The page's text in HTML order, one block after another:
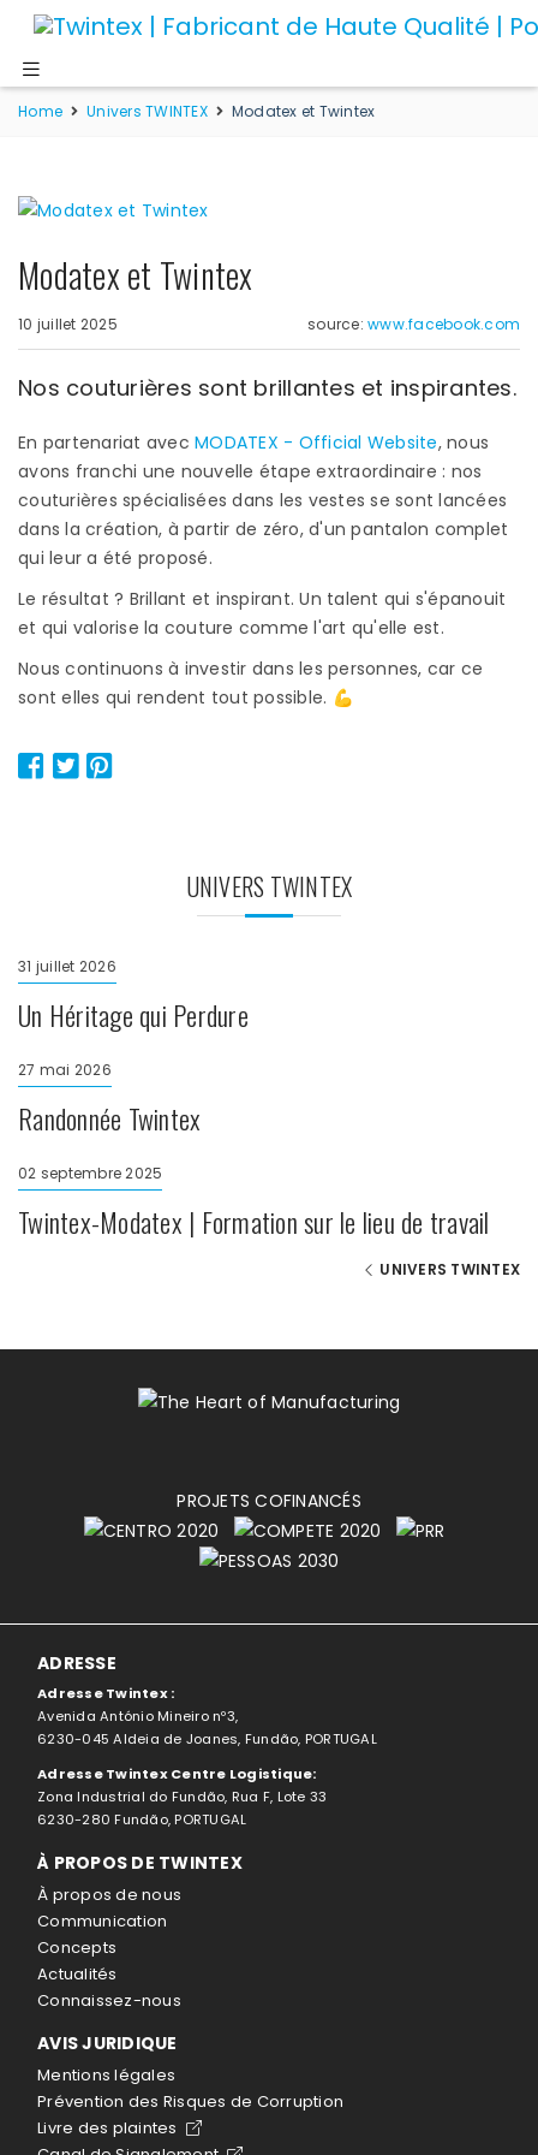
Home Univers TWINTEX Modatex et Twintex
Modatex et Twintex
10 juillet 2025 source: www.facebook.com
Nos couturières sont brillantes et inspirantes.
En partenariat avec MODATEX - Official Website, nous
avons franchi une nouvelle étape extraordinaire : nos
couturières spécialisées dans les vestes se sont lancées
dans la création, à partir de zéro, d'un pantalon complet
qui leur a été proposé.
Le résultat ? Brillant et inspirant. Un talent qui s'épanouit
et qui valorise la couture comme l'art qu'elle est.
Nous continuons à investir dans les personnes, car ce
sont elles qui rendent tout possible. 💪
UNIVERS TWINTEX
31 juillet 2026
Un Héritage qui Perdure
27 mai 2026
Randonnée Twintex
02 septembre 2025
Twintex-Modatex | Formation sur le lieu de travail
UNIVERS TWINTEX
PROJETS COFINANCÉS
ADRESSE
Adresse Twintex :
Avenida António Mineiro nº3,
6230-045 Aldeia de Joanes, Fundão, PORTUGAL
Adresse Twintex Centre Logistique:
Zona Industrial do Fundão, Rua F, Lote 33
6230-280 Fundão, PORTUGAL
À PROPOS DE TWINTEX
À propos de nous
Communication
Concepts
Actualités
Connaissez-nous
AVIS JURIDIQUE
Mentions légales
Prévention des Risques de Corruption
Livre des plaintes